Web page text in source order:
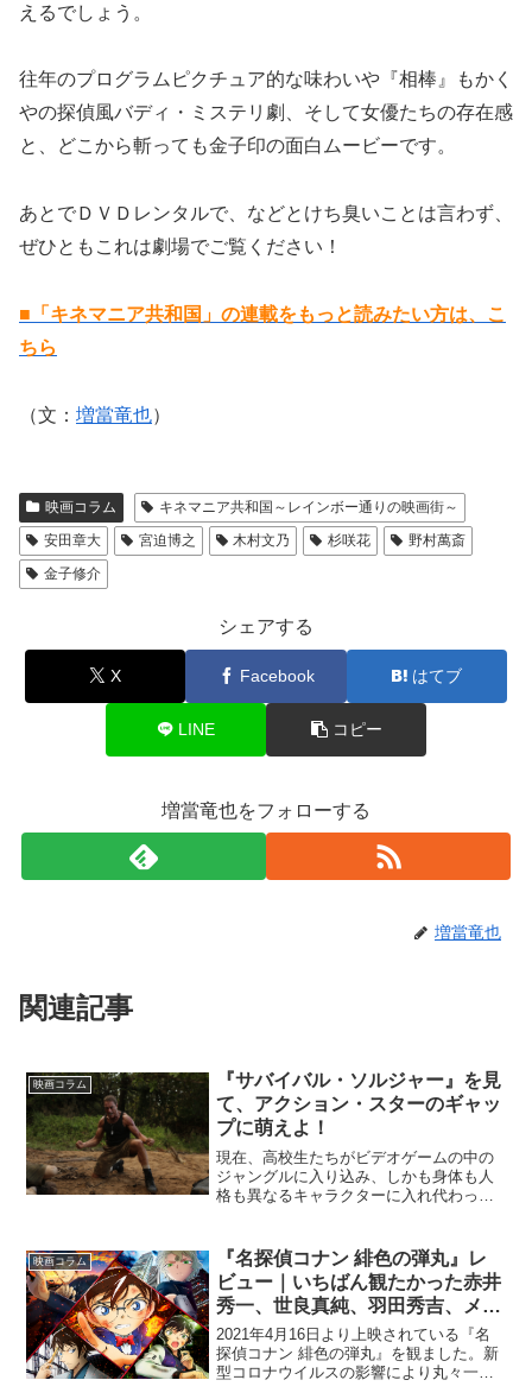
えるでしょう。
往年のプログラムピクチュア的な味わいや『相棒』もかく
やの探偵風バディ・ミステリ劇、そして女優たちの存在感
と、どこから斬っても金子印の面白ムービーです。
あとでＤＶＤレンタルで、などとけち臭いことは言わず、
ぜひともこれは劇場でご覧ください！
■「キネマニア共和国」の連載をもっと読みたい方は、こ
ちら
（文： 増當竜也）
映画コラム
キネマニア共和国～レインボー通りの映画街～
安田章大
宮迫博之 木村文乃 杉咲花
野村萬斎
金子修介
シェアする
X Facebook はてブ
LINE コピー
増當竜也をフォローする
増當竜也
関連記事
映画コラム
『サバイバル・ソルジャー』を見
て、アクション・スターのギャッ
プに萌えよ！
現在、高校生たちがビデオゲームの中の
ジャングルに入り込み、しかも身体も人
格も異なるキャラクターに入れ代わった
映画の快作『ジュマンジ ウェルカム・
トゥ・ジャングル』が大ヒ...
映画コラム
『名探偵コナン 緋色の弾丸』レ
ビュー｜いちばん観たかった赤井
秀一、世良真純、羽田秀吉、メア
リーの活躍があったという話 ※
ネタバレなし
2021年4月16日より上映されている『名
探偵コナン 緋色の弾丸』を観ました。新
型コロナウイルスの影響により丸々一年